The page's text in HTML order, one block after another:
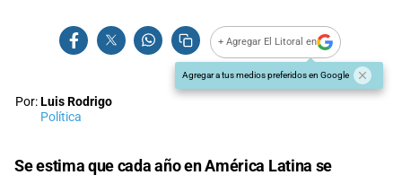
+ Agregar El Litoral en
Agregar a tus medios preferidos en Google
Por:Luis Rodrigo
Política
Se estima que cada año en América Latina se